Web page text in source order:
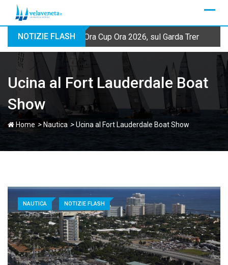
NOTIZIE FLASH Ora Cup Ora 2026, sul Garda Trentino
Ucina al Fort Lauderdale Boat
Show
Home > Nautica >Ucina al Fort Lauderdale Boat Show
NAUTICA NOTIZIE FLASH